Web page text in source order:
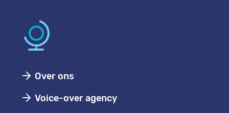
Over ons
Voice-over agency